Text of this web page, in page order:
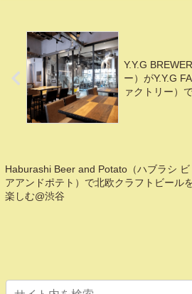
Y.Y.G
ー）がY.Y.G
ァクトリー）
Haburashi Beer and Potato（ハブラシ ビ
アアンドポテト）で北欧クラフトビール
楽しむ@渋谷